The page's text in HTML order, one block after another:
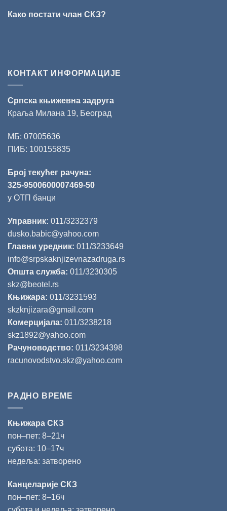
Ристовићу
Како постати члан СКЗ?
КОНТАКТ ИНФОРМАЦИЈЕ
Српска књижевна задруга
Краља Милана 19, Београд
МБ: 07005636
ПИБ: 100155835
Број текућег рачуна:
325-9500600007469-50
у ОТП банци
Управник: 011/3232379
dusko.babic@yahoo.com
Главни уредник: 011/3233649
info@srpskaknjizevnazadruga.rs
Општа служба: 011/3230305
skz@beotel.rs
Књижара: 011/3231593
skzknjizara@gmail.com
Комерцијала: 011/3238218
skz1892@yahoo.com
Рачуноводство: 011/3234398
racunovodstvo.skz@yahoo.com
РАДНО ВРЕМЕ
Књижара СКЗ
пон‒пет: 8‒21ч
субота: 10‒17ч
недеља: затворено
Канцеларије СКЗ
пон‒пет: 8‒16ч